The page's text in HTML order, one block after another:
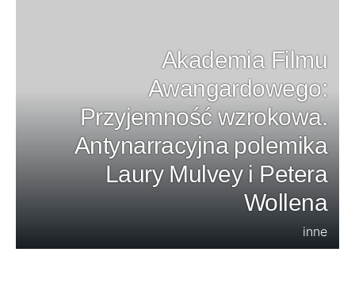
Akademia Filmu
Awangardowego:
Przyjemność wzrokowa.
Antynarracyjna polemika
Laury Mulvey i Petera
Wollena
inne